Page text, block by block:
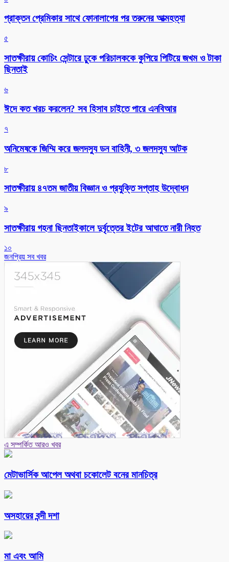
প্রাক্তন প্রেমিকার সাথে ফোনালাপের পর তরুনের আত্মহত্যা
৫
সাতক্ষীরায় কোচিং সেন্টারে ঢুকে পরিচালককে কুপিয়ে পিটিয়ে জখম ও টাকা
ছিনতাই
৬
ঈদে কত খরচ করলেন? সব হিসাব চাইতে পারে এনবিআর
৭
অনিমেষকে জিম্মি করে জলদস্যু ডন বাহিনী, ৩ জলদস্যু আটক
৮
সাতক্ষীরায় ৪৭তম জাতীয় বিজ্ঞান ও প্রযুক্তি সপ্তাহ উদ্বোধন
৯
সাতক্ষীরায় গহনা ছিনতাইকালে দুর্বৃত্তের ইটের আঘাতে নারী নিহত
১০
জনপ্রিয় সব খবর
এ সম্পর্কিত আরও খবর
মেটাভার্সিক আপেল অথবা চকোলেট বনের মানচিত্র
অসহায়ের বন্দী দশা
মা এবং আমি